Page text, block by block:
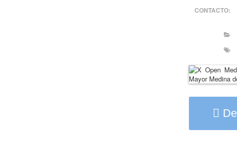
CONTACTO: